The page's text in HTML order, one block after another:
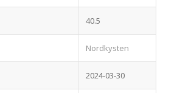
40.5
Nordkysten
2024-03-30